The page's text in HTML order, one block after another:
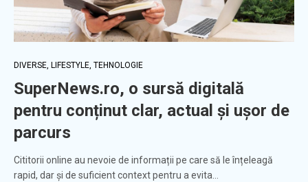
DIVERSE, LIFESTYLE, TEHNOLOGIE
SuperNews.ro, o sursă digitală
pentru conținut clar, actual și ușor de
parcurs
Cititorii online au nevoie de informații pe care să le înțeleagă
rapid, dar și de suficient context pentru a evita…